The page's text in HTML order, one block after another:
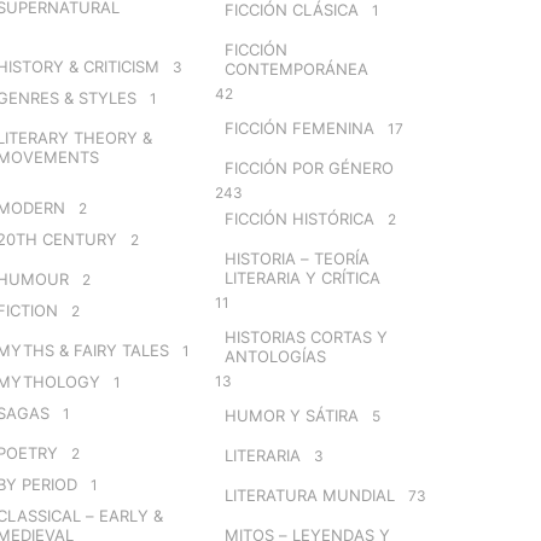
& CRITICISM 3
& STYLES 1
THEORY &
2
CENTURY 2
2
2
& FAIRY TALES 1
1
1
2
PERIOD 1
– EARLY &
FICCIÓN CLÁSICA 1
FICCIÓN
CONTEMPORÁNEA
42
FICCIÓN FEMENINA 17
FICCIÓN POR GÉNERO
243
FICCIÓN HISTÓRICA 2
HISTORIA – TEORÍA
LITERARIA Y CRÍTICA
11
HISTORIAS CORTAS Y
ANTOLOGÍAS
13
HUMOR Y SÁTIRA 5
LITERARIA 3
LITERATURA MUNDIAL 73
MITOS – LEYENDAS Y